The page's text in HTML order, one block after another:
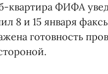
ФИФА
8 и 15 января
готовность